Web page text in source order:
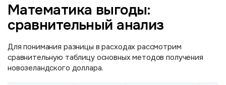
Математика выгоды:
сравнительный анализ
Для понимания разницы в расходах рассмотрим
сравнительную таблицу основных методов получения
новозеландского доллара.